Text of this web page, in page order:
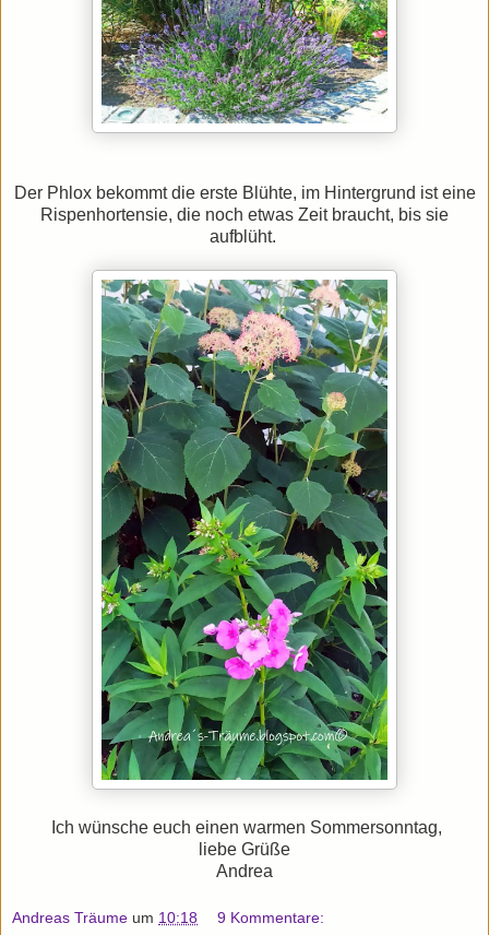
Der Phlox bekommt die erste Blühte, im Hintergrund ist eine
Rispenhortensie, die noch etwas Zeit braucht, bis sie
aufblüht.
Ich wünsche euch einen warmen Sommersonntag,
liebe Grüße
Andrea
Andreas Träume um 10:18 9 Kommentare: